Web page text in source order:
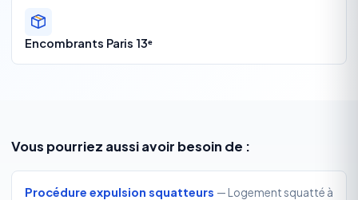
Encombrants Paris 13ᵉ
Vous pourriez aussi avoir besoin de :
Procédure expulsion squatteurs — Logement squatté à